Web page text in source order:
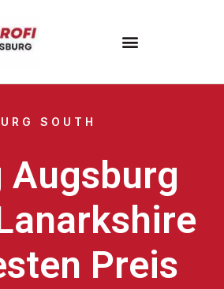
SOUTH
Augsburg
Preis